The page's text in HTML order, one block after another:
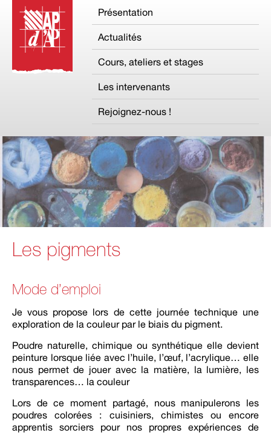
Présentation
Actualités
Cours, ateliers et stages
Les intervenants
Rejoignez-nous !
Les pigments
Mode d’emploi
Je vous propose lors de cette journée technique une
exploration de la couleur par le biais du pigment.
Poudre naturelle, chimique ou synthétique elle devient
peinture lorsque liée avec l’huile, l’œuf, l’acrylique… elle
nous permet de jouer avec la matière, la lumière, les
transparences… la couleur
Lors de ce moment partagé, nous manipulerons les
poudres colorées : cuisiniers, chimistes ou encore
apprentis sorciers pour nos propres expériences de